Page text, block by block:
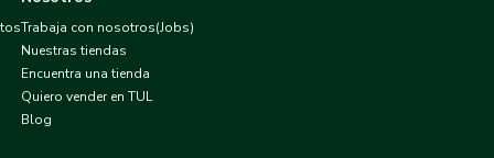
Trabaja con nosotros(Jobs)
Nuestras tiendas
Encuentra una tienda
Quiero vender en TUL
Blog